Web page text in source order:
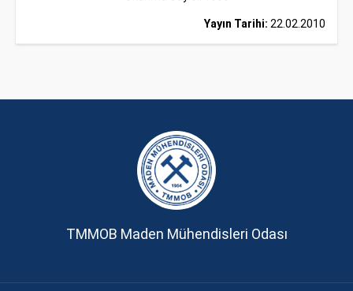
Yayın Tarihi: 22.02.2010
TMMOB Maden Mühendisleri Odası